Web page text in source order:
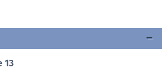
13